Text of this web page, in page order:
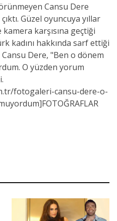
Cansu Dere
Güzel oyuncuya yıllar
karşısına geçtiği
kadını hakkında sarf ettiği
Dere, "Ben o dönem
O yüzden yorum
fotogaleri-cansu-dere-o-